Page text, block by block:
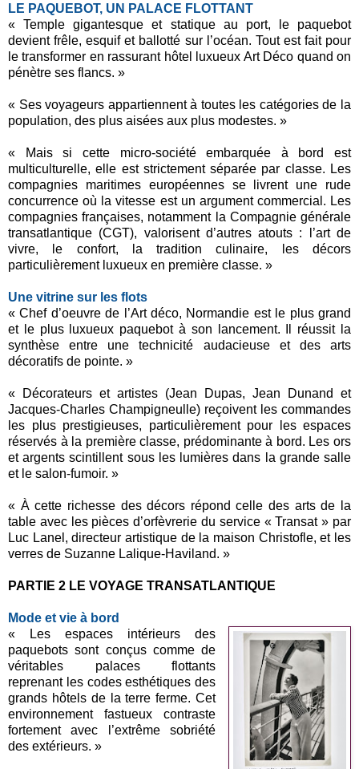
LE PAQUEBOT, UN PALACE FLOTTANT
« Temple gigantesque et statique au port, le paquebot
devient frêle, esquif et ballotté sur l’océan. Tout est fait pour
le transformer en rassurant hôtel luxueux Art Déco quand on
pénètre ses flancs. »
« Ses voyageurs appartiennent à toutes les catégories de la
population, des plus aisées aux plus modestes. »
« Mais si cette micro-société embarquée à bord est
multiculturelle, elle est strictement séparée par classe. Les
compagnies maritimes européennes se livrent une rude
concurrence où la vitesse est un argument commercial. Les
compagnies françaises, notamment la Compagnie générale
transatlantique (CGT), valorisent d’autres atouts : l’art de
vivre, le confort, la tradition culinaire, les décors
particulièrement luxueux en première classe. »
Une vitrine sur les flots
« Chef d’oeuvre de l’Art déco, Normandie est le plus grand
et le plus luxueux paquebot à son lancement. Il réussit la
synthèse entre une technicité audacieuse et des arts
décoratifs de pointe. »
« Décorateurs et artistes (Jean Dupas, Jean Dunand et
Jacques-Charles Champigneulle) reçoivent les commandes
les plus prestigieuses, particulièrement pour les espaces
réservés à la première classe, prédominante à bord. Les ors
et argents scintillent sous les lumières dans la grande salle
et le salon-fumoir. »
« À cette richesse des décors répond celle des arts de la
table avec les pièces d’orfèvrerie du service « Transat » par
Luc Lanel, directeur artistique de la maison Christofle, et les
verres de Suzanne Lalique-Haviland. »
PARTIE 2 LE VOYAGE TRANSATLANTIQUE
Mode et vie à bord
« Les espaces intérieurs des
paquebots sont conçus comme de
véritables palaces flottants
reprenant les codes esthétiques des
grands hôtels de la terre ferme. Cet
environnement fastueux contraste
fortement avec l’extrême sobriété
des extérieurs. »